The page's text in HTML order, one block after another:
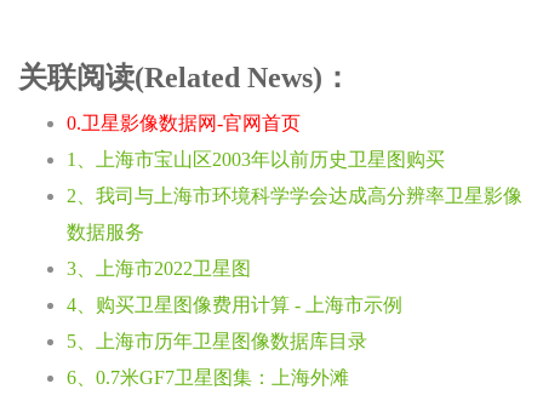
关联阅读(Related News)：
0.卫星影像数据网-官网首页
1、上海市宝山区2003年以前历史卫星图购买
2、我司与上海市环境科学学会达成高分辨率卫星影像
数据服务
3、上海市2022卫星图
4、购买卫星图像费用计算 - 上海市示例
5、上海市历年卫星图像数据库目录
6、0.7米GF7卫星图集：上海外滩